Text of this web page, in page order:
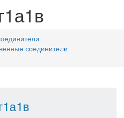
соединители